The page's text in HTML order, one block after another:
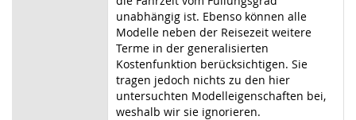
unabhängig ist. Ebenso können alle
Modelle neben der Reisezeit weitere
Terme in der generalisierten
Kostenfunktion berücksichtigen. Sie
tragen jedoch nichts zu den hier
untersuchten Modelleigenschaften bei,
weshalb wir sie ignorieren.